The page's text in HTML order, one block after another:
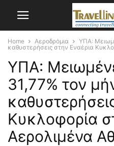
Home Αεροδρόμια
ΥΠΑ:
καθυστερήσεις στην Εναέρια
ΥΠΑ:
31,77% τον
Κυκλοφορία
Αερολιμένα